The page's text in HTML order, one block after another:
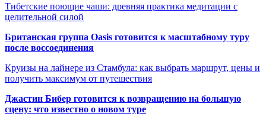
Тибетские поющие чаши: древняя практика медитации с
целительной силой
Британская группа Oasis готовится к масштабному туру
после воссоединения
Круизы на лайнере из Стамбула: как выбрать маршрут, цены и
получить максимум от путешествия
Джастин Бибер готовится к возвращению на большую
сцену: что известно о новом туре